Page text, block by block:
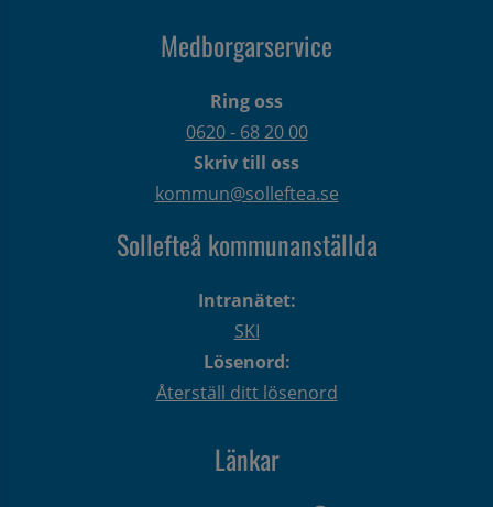
Medborgarservice
Ring oss
0620 - 68 20 00
Skriv till oss
kommun@solleftea.se
Sollefteå kommunanställda
Intranätet:
SKI
Lösenord:
Återställ ditt lösenord
Länkar